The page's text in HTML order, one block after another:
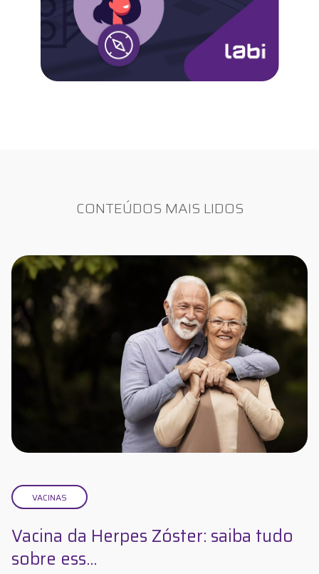
CONTEÚDOS MAIS LIDOS
VACINAS
Vacina da Herpes Zóster: saiba tudo
sobre ess...